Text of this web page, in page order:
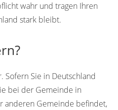
wahr und tragen Ihren
stark bleibt.
Sofern Sie in Deutschland
bei der Gemeinde in
anderen Gemeinde befindet,